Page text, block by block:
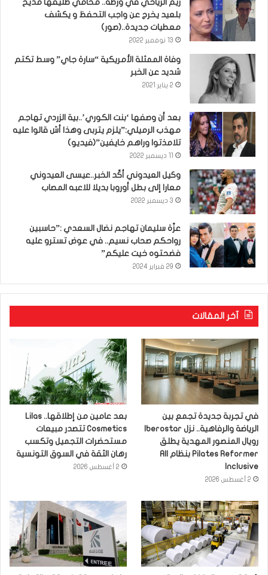
ريم الرياحي في ورطة.. محامي طليقها مديح
بلعيد يخرج عن واجب التحفظ و يكشف
معطيات جديدة..(صور)
13 نوفمبر 2022
وفاة الممثلة الأمريكية “سارة جاي” وسط تكتم
شديد عن الخبر
2 يناير 2021
بعد أن وصفها ‘بنت الكوري’..بية الزردي تهاجم
مهذب الرميلي:”يلزم يتربى وهذا أش قالوا عليه
تلامذتوا وراهم خايفين”(فيديو)
وكيل العيدوني أكّد الخبر..عيسى العيدوني
معارا إلى بطل أوروبا بديلا للاعبه المصاب
3 ديسمبر 2022
عزّة سليمان تهاجم نضال السعدي :”حاسبين
رواحكم صحاب نسيم.. في عوض تسترو عليه
فضحتوه خيت عليكم”
29 فبراير 2024
آخر المقالات
في تجربة جديدة تجمع بين
رويال المنصور المهدية يطلق
Pilates Reformer بنظام All
Inclusive
2 أغسطس 2026
بعد عامين من إطلاقها.. Lilas
Cosmetics تتصدر مبيعات
مستحضرات التجميل وتكسب
رهان الثقة في السوق التونسية
2 أغسطس 2026